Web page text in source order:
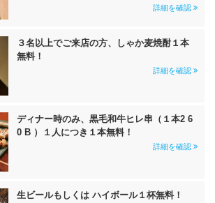
詳細を確認
３名以上でご来店の方、しゃか麦焼酎１本
無料！
詳細を確認
ディナー時のみ、黒毛和牛ヒレ串（１本2 6
0 B ）１人につき１本無料！
詳細を確認
生ビールもしくは ハイボール１杯無料！